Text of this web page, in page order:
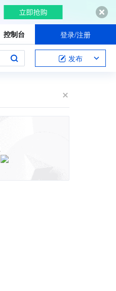
控制台 登录/注册
发布